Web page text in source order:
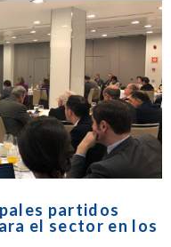
partidos
el sector en los